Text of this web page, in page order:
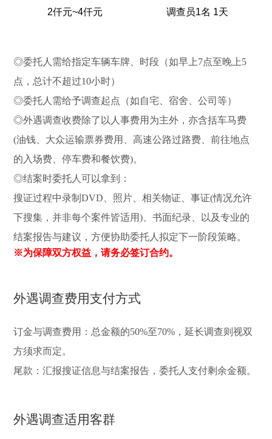
2仟元~4仟元 调查员1名 1天
◎委托人需给指定车辆车牌、时段（如早上7点至晚上5
点，总计不超过10小时）
◎委托人需给予调查起点（如自宅、宿舍、公司等）
◎外遇调查收费除了以人事费用为主外，亦含括车马费
(油钱、大众运输票券费用、高速公路过路费、前往地点
的入场费、停车费和餐饮费)。
◎结案时委托人可以拿到：
搜证过程中录制DVD、照片、相关物证、事证(情况允许
下搜集，并非每个案件皆适用)、书面纪录、以及专业的
结案报告与建议，方便协助委托人拟定下一阶段策略。
※为保障双方权益，请务必签订合约。
外遇调查费用支付方式
订金与调查费用：总金额的50%至70%，延长调查则视双
方须求而定。
尾款：汇报搜证信息与结案报告，委托人支付剩余金额。
外遇调查适用客群